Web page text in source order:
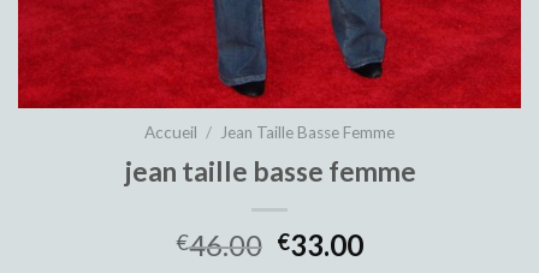
Accueil / Jean Taille Basse Femme
jean taille basse femme
€46.00 €33.00